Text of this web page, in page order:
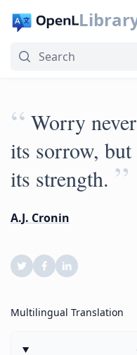
“ Worry
its sorrow,
its strength. ”
A.J. Cronin
Multilingual Translation